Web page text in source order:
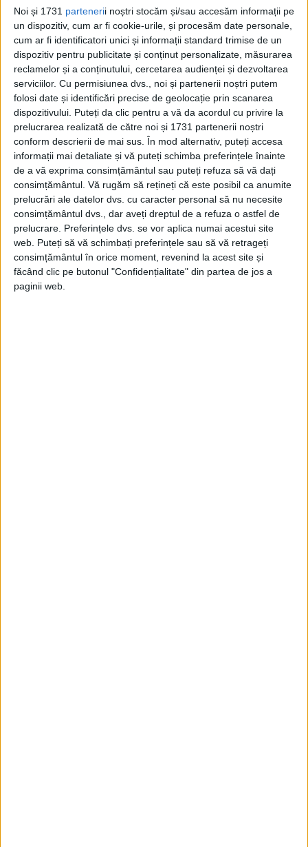
Noi și 1731 partenerii noștri stocăm și/sau accesăm informații pe
un dispozitiv, cum ar fi cookie-urile, și procesăm date personale,
cum ar fi identificatori unici și informații standard trimise de un
dispozitiv pentru publicitate și conținut personalizate, măsurarea
reclamelor și a conținutului, cercetarea audienței și dezvoltarea
serviciilor. Cu permisiunea dvs., noi și partenerii noștri putem
folosi date și identificări precise de geolocație prin scanarea
dispozitivului. Puteți da clic pentru a vă da acordul cu privire la
prelucrarea realizată de către noi și 1731 partenerii noștri
conform descrierii de mai sus. În mod alternativ, puteți accesa
informații mai detaliate și vă puteți schimba preferințele înainte
de a vă exprima consimțământul sau puteți refuza să vă dați
consimțământul. Vă rugăm să rețineți că este posibil ca anumite
prelucrări ale datelor dvs. cu caracter personal să nu necesite
consimțământul dvs., dar aveți dreptul de a refuza o astfel de
prelucrare. Preferințele dvs. se vor aplica numai acestui site
web. Puteți să vă schimbați preferințele sau să vă retrageți
consimțământul în orice moment, revenind la acest site și
făcând clic pe butonul "Confidențialitate" din partea de jos a
paginii web.
declarat că ar fi dispus să vorbească direct
cu Putin, dar numai în anumite condiții.
Biden a spus că Putin ar trebui să își
exprime dorința de a pune capăt războiului
din Ucraina pentru ca discuțiile să aibă loc
și că nu va purta discuții fără să consulte
aliații din NATO. Președintele a mai spus că
singura modalitate ca războiul din Ucraina
să se încheie este ca Putin să-și retragă
forțele.